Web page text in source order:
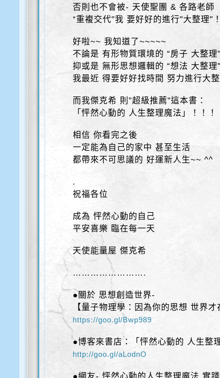
否則也不會被- 天使聖團 & 各路老師
“重複交代"我 要好好的進行"大整理"
好啦~~ 我知道了~~~~~
不論是 有形物質環境的 “房子 大整理
抑或是 無形思想邏輯的 “想法 大整理
我最近 得要好好找時間 努力進行大
而我傑克希 則"超級推薦"這本書：
「怦然心動的 人生整理魔法」！！！
相信 你看完之後
一定能為自己的家中 甚至生活
都帶來不可思議的 好運新人生~~ ^^
.
祝福各位
成為 怦然心動的自己
平安喜樂 臨在每一天
天使能量屋 傑克希
…………………….
●關於 思想創造世界-
【量子物理學：因為你的思想 世界才
https://goo.gl/Bwp989
●博客來書店：「怦然心動的 人生整
http://goo.gl/aLodnO
●網友- 怦然心動的人生整理魔法 實